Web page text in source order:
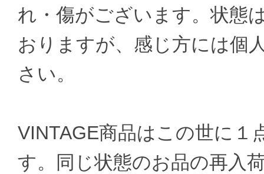
れ・傷がございます。状態
おりますが、感じ方には個
さい。
VINTAGE商品はこの世に１
す。同じ状態のお品の再入